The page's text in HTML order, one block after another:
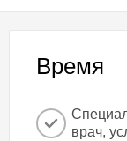
Время
врач,